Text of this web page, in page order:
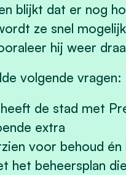
blijkt dat er nog
ze snel
hij weer
volgende vragen:
heeft de stad met
extra
voor behoud én
het beheersplan